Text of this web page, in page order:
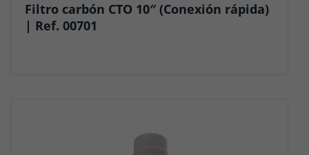
Filtro carbón CTO 10″ (Conexión rápida)
| Ref. 00701